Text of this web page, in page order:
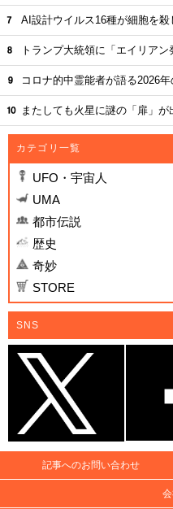
AI設計ウイルス16種が細胞を殺
トランプ大統領に「エイリア
コロナ的中霊能者が語る2026
またしても火星に謎の「扉」が
カテゴリ一覧
UFO・宇宙人
UMA
都市伝説
歴史
奇妙
STORE
SNS
記事へのお問い合わせ